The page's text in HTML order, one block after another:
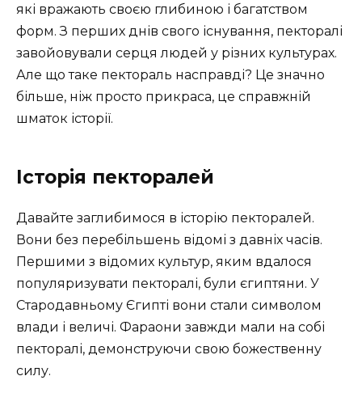
які вражають своєю глибиною і багатством
форм. З перших днів свого існування, пекторалі
завойовували серця людей у різних культурах.
Але що таке пектораль насправді? Це значно
більше, ніж просто прикраса, це справжній
шматок історії.
Історія пекторалей
Давайте заглибимося в історію пекторалей.
Вони без перебільшень відомі з давніх часів.
Першими з відомих культур, яким вдалося
популяризувати пекторалі, були єгиптяни. У
Стародавньому Єгипті вони стали символом
влади і величі. Фараони завжди мали на собі
пекторалі, демонструючи свою божественну
силу.